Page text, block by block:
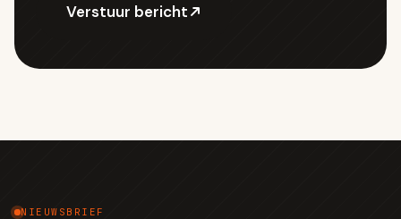
Verstuur bericht
NIEUWSBRIEF